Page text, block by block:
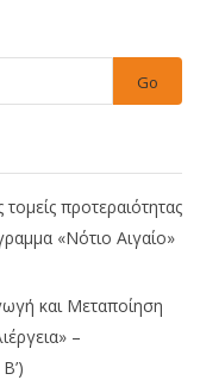
Go
προτεραιότητας
«Νότιο Αιγαίο»
και Μεταποίηση
–